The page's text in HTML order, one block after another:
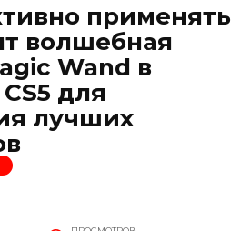
применять
волшебная
Wand в
для
лучших